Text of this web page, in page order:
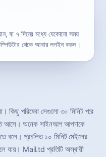
বা ৭ দিনের মধ্যে যেকোনো সময়
থেকে আবার লগইন করুন।
কিছু পরিষেবা সেগুলো ৩০ মিনিট পরে
আসে। অনেক সাইনআপ আপনাকে
বলে। প্রচলিত ১০ মিনিট মেইলের
যায়। Mail.td প্রতিটি অস্থায়ী